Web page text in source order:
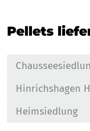
Pellets
Hinrichshagen
Heimsiedlung